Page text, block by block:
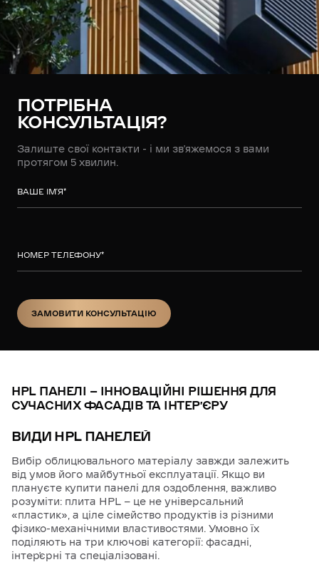
ПОТРІБНА
КОНСУЛЬТАЦІЯ?
Залиште свої контакти - і ми зв’яжемося з вами
протягом 5 хвилин.
ВАШЕ ІМ’Я*
НОМЕР ТЕЛЕФОНУ*
ЗАМОВИТИ КОНСУЛЬТАЦІЮ
HPL ПАНЕЛІ — ІННОВАЦІЙНІ РІШЕННЯ ДЛЯ
СУЧАСНИХ ФАСАДІВ ТА ІНТЕР’ЄРУ
ВИДИ HPL ПАНЕЛЕЙ
Вибір облицювального матеріалу завжди залежить
від умов його майбутньої експлуатації. Якщо ви
плануєте купити панелі для оздоблення, важливо
розуміти: плита HPL — це не універсальний
«пластик», а ціле сімейство продуктів із різними
фізико-механічними властивостями. Умовно їх
поділяють на три ключові категорії: фасадні,
інтер’єрні та спеціалізовані.